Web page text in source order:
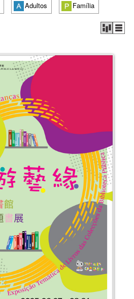
Adultos Família